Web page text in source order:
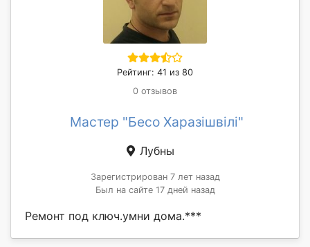
Рейтинг: 41 из 80
0 отзывов
Мастер "Бесо Харазішвілі"
Лубны
Зарегистрирован 7 лет назад
Был на сайте 17 дней назад
Ремонт под ключ.умни дома.***